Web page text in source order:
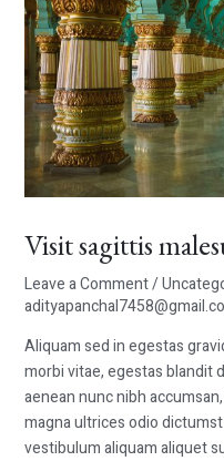
Visit sagittis
Leave a Comment/
Aliquam sed in egestas
morbi vitae, egestas blandit
aenean nunc nibh
magna ultrices odio
vestibulum aliquam aliquet